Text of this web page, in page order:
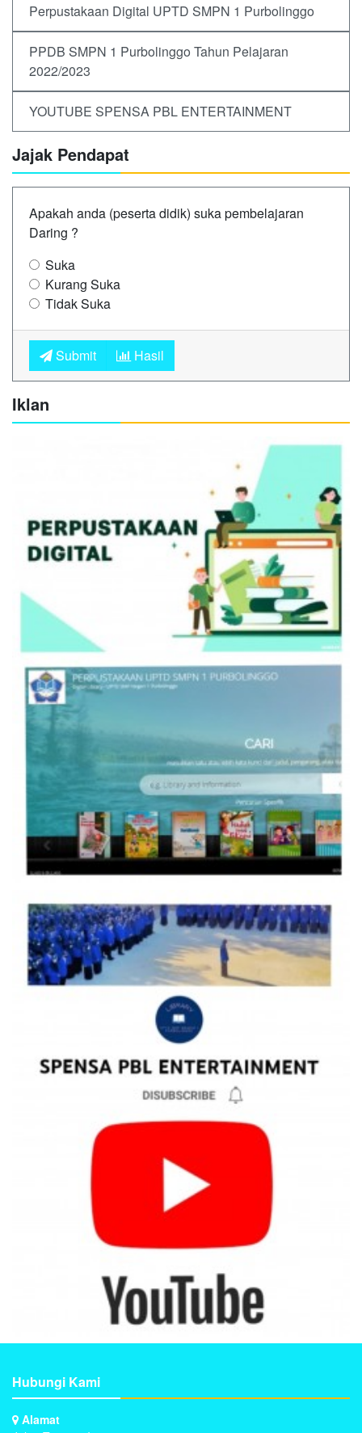
Perpustakaan Digital UPTD SMPN 1 Purbolinggo
PPDB SMPN 1 Purbolinggo Tahun Pelajaran
2022/2023
YOUTUBE SPENSA PBL ENTERTAINMENT
Jajak Pendapat
Apakah anda (peserta didik) suka pembelajaran
Daring ?
Suka
Kurang Suka
Tidak Suka
Submit Hasil
Iklan
Hubungi Kami
Alamat